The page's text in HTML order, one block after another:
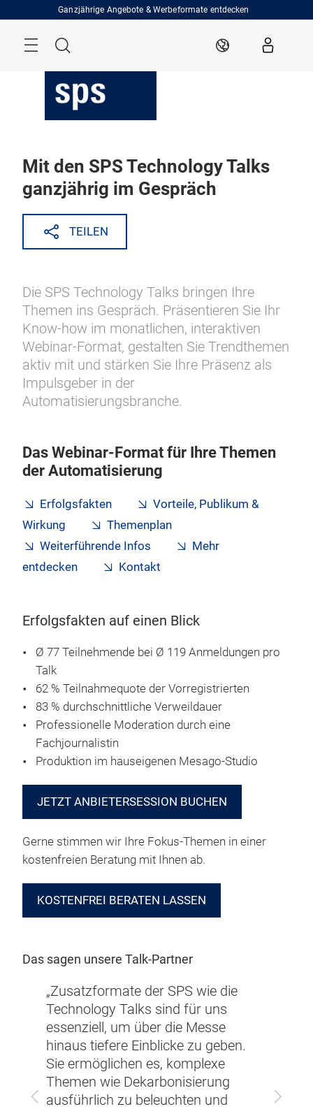
Ganzjährige Angebote & Werbeformate entdecken
Suche DE
Mit den SPS Technology Talks
ganzjährig im Gespräch
TEILEN
Die SPS Technology Talks bringen Ihre
Themen ins Gespräch. Präsentieren Sie Ihr
Know-how im monatlichen, interaktiven
Webinar-Format, gestalten Sie Trendthemen
aktiv mit und stärken Sie Ihre Präsenz als
Impulsgeber in der
Automatisierungsbranche.
Das Webinar-Format für Ihre Themen
der Automatisierung
Erfolgsfakten
Vorteile, Publikum &
Wirkung
Themenplan
Weiterführende Infos
Mehr
entdecken
Kontakt
Erfolgsfakten auf einen Blick
Ø 77 Teilnehmende bei Ø 119 Anmeldungen pro
Talk
62 % Teilnahmequote der Vorregistrierten
83 % durchschnittliche Verweildauer
Professionelle Moderation durch eine
Fachjournalistin
Produktion im hauseigenen Mesago-Studio
JETZT ANBIETERSESSION BUCHEN
Gerne stimmen wir Ihre Fokus‑Themen in einer
kostenfreien Beratung mit Ihnen ab.
KOSTENFREI BERATEN LASSEN
Das sagen unsere Talk-Partner
Zurück Vor
„Zusatzformate der SPS wie die
Technology Talks sind für uns
essenziell, um über die Messe
hinaus tiefere Einblicke zu geben.
Sie ermöglichen es, komplexe
Themen wie Dekarbonisierung
ausführlich zu beleuchten und
viele